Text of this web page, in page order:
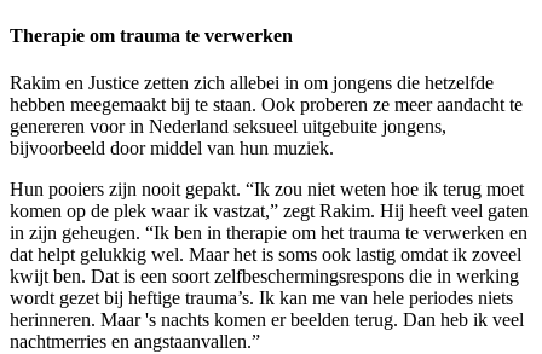
Therapie om trauma te verwerken
Rakim en Justice zetten zich allebei in om jongens die hetzelfde
hebben meegemaakt bij te staan. Ook proberen ze meer aandacht te
genereren voor in Nederland seksueel uitgebuite jongens,
bijvoorbeeld door middel van hun muziek.
Hun pooiers zijn nooit gepakt. “Ik zou niet weten hoe ik terug moet
komen op de plek waar ik vastzat,” zegt Rakim. Hij heeft veel gaten
in zijn geheugen. “Ik ben in therapie om het trauma te verwerken en
dat helpt gelukkig wel. Maar het is soms ook lastig omdat ik zoveel
kwijt ben. Dat is een soort zelfbeschermingsrespons die in werking
wordt gezet bij heftige trauma’s. Ik kan me van hele periodes niets
herinneren. Maar 's nachts komen er beelden terug. Dan heb ik veel
nachtmerries en angstaanvallen.”